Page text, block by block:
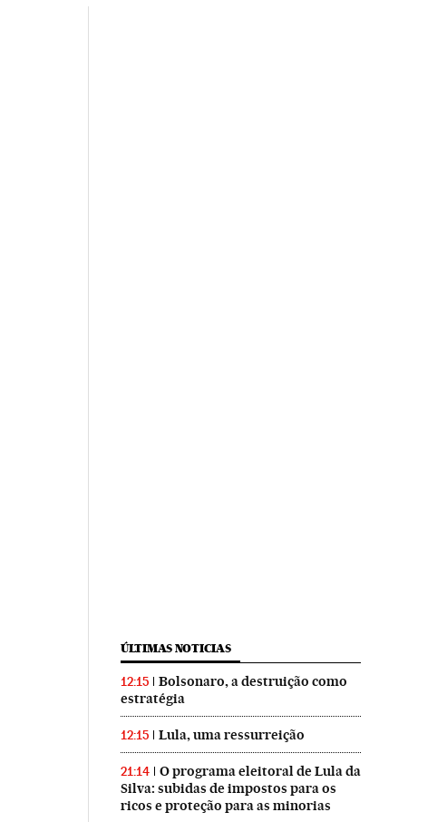
ÚLTIMAS NOTICIAS
12:15
Bolsonaro, a destruição como
estratégia
12:15 Lula, uma ressurreição
21:14
O programa eleitoral de Lula da
Silva: subidas de impostos para os
ricos e proteção para as minorias